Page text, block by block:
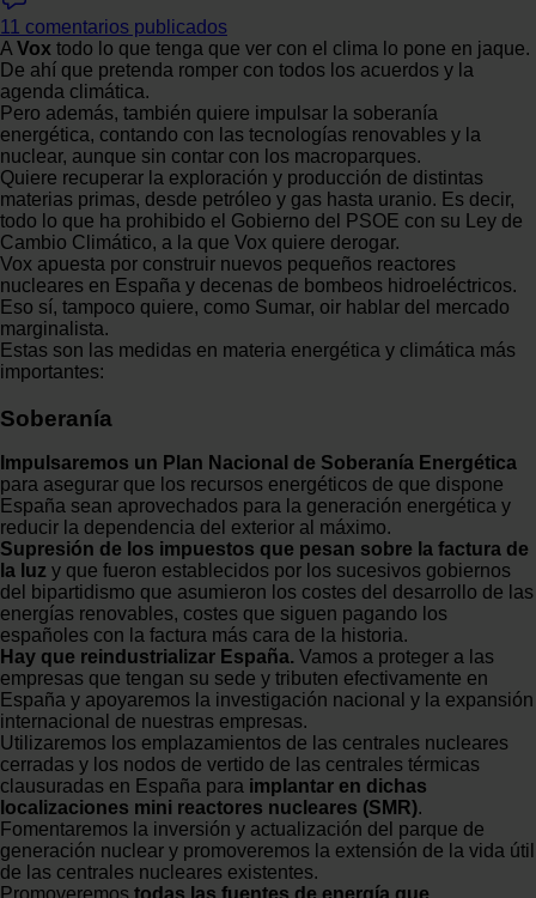
11 comentarios publicados
A Vox todo lo que tenga que ver con el clima lo pone en jaque.
De ahí que pretenda romper con todos los acuerdos y la
agenda climática.
Pero además, también quiere impulsar la soberanía
energética, contando con las tecnologías renovables y la
nuclear, aunque sin contar con los macroparques.
Quiere recuperar la exploración y producción de distintas
materias primas, desde petróleo y gas hasta uranio. Es decir,
todo lo que ha prohibido el Gobierno del PSOE con su Ley de
Cambio Climático, a la que Vox quiere derogar.
Vox apuesta por construir nuevos pequeños reactores
nucleares en España y decenas de bombeos hidroeléctricos.
Eso sí, tampoco quiere, como Sumar, oir hablar del mercado
marginalista.
Estas son las medidas en materia energética y climática más
importantes:
Soberanía
Impulsaremos un Plan Nacional de Soberanía Energética
para asegurar que los recursos energéticos de que dispone
España sean aprovechados para la generación energética y
reducir la dependencia del exterior al máximo.
Supresión de los impuestos que pesan sobre la factura de
la luz y que fueron establecidos por los sucesivos gobiernos
del bipartidismo que asumieron los costes del desarrollo de las
energías renovables, costes que siguen pagando los
españoles con la factura más cara de la historia.
Hay que reindustrializar España. Vamos a proteger a las
empresas que tengan su sede y tributen efectivamente en
España y apoyaremos la investigación nacional y la expansión
internacional de nuestras empresas.
Utilizaremos los emplazamientos de las centrales nucleares
cerradas y los nodos de vertido de las centrales térmicas
clausuradas en España para implantar en dichas
localizaciones mini reactores nucleares (SMR).
Fomentaremos la inversión y actualización del parque de
generación nuclear y promoveremos la extensión de la vida útil
de las centrales nucleares existentes.